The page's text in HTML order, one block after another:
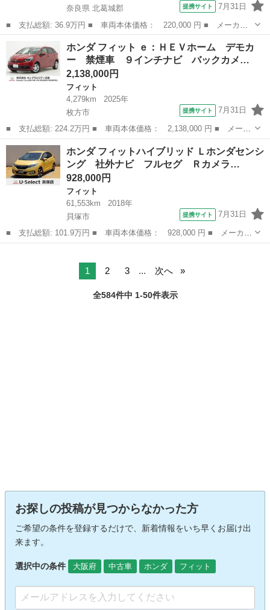
奈良県 北葛城郡
提携サイト 7月31日
■ 支払総額: 36.9万円 ■ 車両本体価格： 220,000 円 ■ メーカー
名： ホンダ ■ 車種名： フィット ■ グレード名： Ｇ バック
カメラ キーレスエントリー 電動格納ミラー ＣＶＴ 盗難防止シ
ステム 衝突...
フィット
ホンダ フィット ｅ：ＨＥＶホーム デモカ
ー 禁煙車 ９インチナビ バックカメ…
2,138,000円
フィット
4,279km
2025年
枚方市
提携サイト 7月31日
■ 支払総額: 224.2万円 ■ 車両本体価格： 2,138,000 円 ■ メーカ
ー名： ホンダ ■ 車種名： フィット ■ グレード名： ｅ：ＨＥ
Ｖホーム デモカー 禁煙車 ９インチナビ バックカメラ ドラレ
コ ＥＴ...
大阪 枚方市 フィット
ホンダ フィットハイブリッド Ｌホンダセンシ
ング 社外ナビ フルセグ Ｒカメラ…
928,000円
フィット
61,553km
2018年
貝塚市
提携サイト 7月31日
■ 支払総額: 101.9万円 ■ 車両本体価格： 928,000 円 ■ メーカー
名： ホンダ ■ 車種名： フィットハイブリッド ■ グレード
1 2 3 ... 次へ
全584件中 1-50件表示
お探しの投稿が見つからなかった方
ご希望の条件を登録するだけで、新着情報をいち早くお届け出
来ます。
選択中の条件 大阪府 中古車 ホンダ フィット